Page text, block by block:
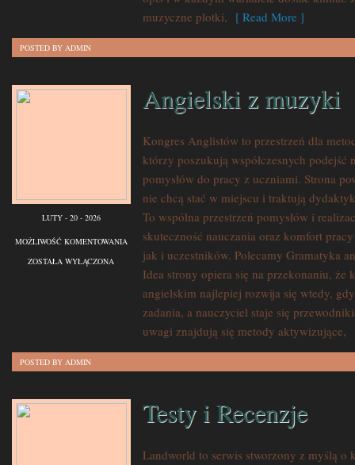
NISZOWA
muzyczne plotki, [ Read More ]
POSTED BY ADMIN
LUTY - 20 - 2026
MOŻLIWOŚĆ KOMENTOWANIA ANGIELSKI
MUZYKI
ZOSTAŁA WYŁĄCZONA
Angielski z muzyki
Kongres Anglistów to przestrzeń dla
którzy poszukują współczesnych podejść
pomysłów do pracy z uczniami. Strona
nie chcą stać w miejscu i traktują
To wspólna przestrzeń pomysłów i
skuteczność nauczania oraz komfort
jak i uczestników. Polecamy Gramatyka
Idea strony opiera się na przekonaniu, że
angielskim najlepiej rozwija się wtedy,
zadania, a nauczyciel staje się
uwagi znajdują się metody aktywizujące,
POSTED BY ADMIN
Testy i Recenzje
Landworld to serwis stworzony z myślą o